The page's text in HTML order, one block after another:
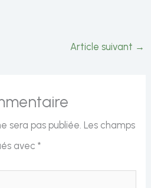
Article suivant →
sera pas publiée. Les champs
avec*